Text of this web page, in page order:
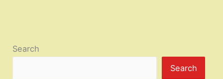
Search
Search